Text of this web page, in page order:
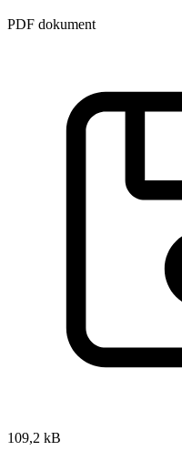
PDF dokument
109,2 kB